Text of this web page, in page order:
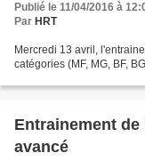
Publié le 11/04/2016 à
Par HRT
Mercredi 13 avril,
catégories (MF, MG, BF,
Entrainement
avancé